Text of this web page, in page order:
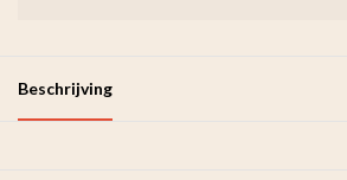
Beschrijving